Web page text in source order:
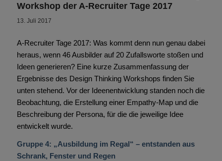
Workshop der A-Recruiter Tage 2017
13. Juli 2017
A-Recruiter Tage 2017: Was kommt denn nun genau dabei
heraus, wenn 46 Ausbilder auf 20 Zufallsworte stoßen und
Ideen generieren? Eine kurze Zusammenfassung der
Ergebnisse des Design Thinking Workshops finden Sie
unten stehend. Vor der Ideenentwicklung standen noch die
Beobachtung, die Erstellung einer Empathy-Map und die
Beschreibung der Persona, für die die jeweilige Idee
entwickelt wurde.
Gruppe 4: „Ausbildung im Regal“ – entstanden aus
Schrank, Fenster und Regen